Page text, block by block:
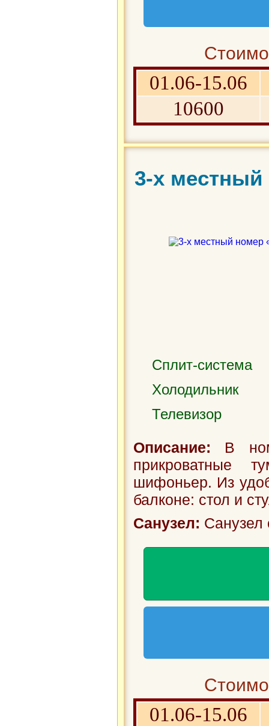
01.06-15.06
10600
3-х местный
Сплит-система
Холодильник
Телевизор
Описание: В
прикроватные
шифоньер. Из
балконе: стол и
Санузел:
01.06-15.06